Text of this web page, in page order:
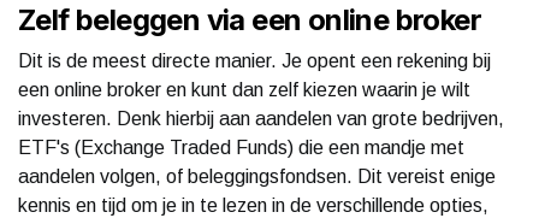
Zelf beleggen via een online broker
Dit is de meest directe manier. Je opent een rekening bij
een online broker en kunt dan zelf kiezen waarin je wilt
investeren. Denk hierbij aan aandelen van grote bedrijven,
ETF's (Exchange Traded Funds) die een mandje met
aandelen volgen, of beleggingsfondsen. Dit vereist enige
kennis en tijd om je in te lezen in de verschillende opties,